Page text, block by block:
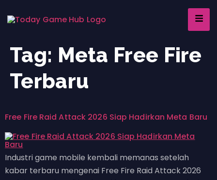
Tag: Meta Free Fire
Terbaru
Free Fire Raid Attack 2026 Siap Hadirkan Meta Baru
Industri game mobile kembali memanas setelah
kabar terbaru mengenai Free Fire Raid Attack 2026